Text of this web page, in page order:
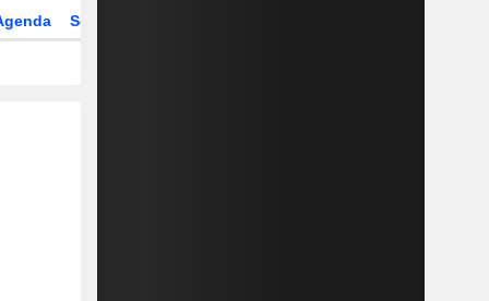
Secteur